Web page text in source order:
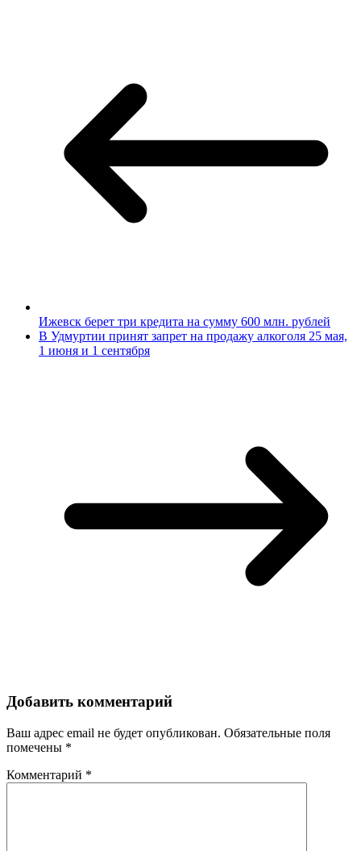
Ижевск берет три кредита на сумму 600 млн. рублей
В Удмуртии принят запрет на продажу алкоголя 25 мая,
1 июня и 1 сентября
Добавить комментарий
Ваш адрес email не будет опубликован. Обязательные поля
помечены *
Комментарий *